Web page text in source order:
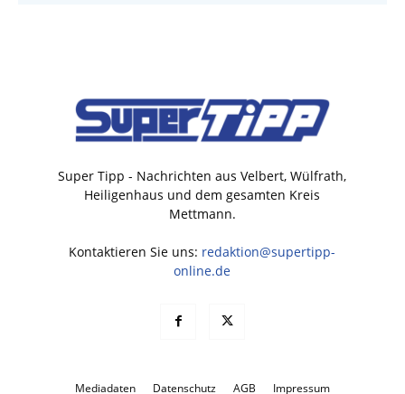
Super Tipp - Nachrichten aus Velbert, Wülfrath,
Heiligenhaus und dem gesamten Kreis
Mettmann.
Kontaktieren Sie uns: redaktion@supertipp-
online.de
Mediadaten Datenschutz AGB Impressum